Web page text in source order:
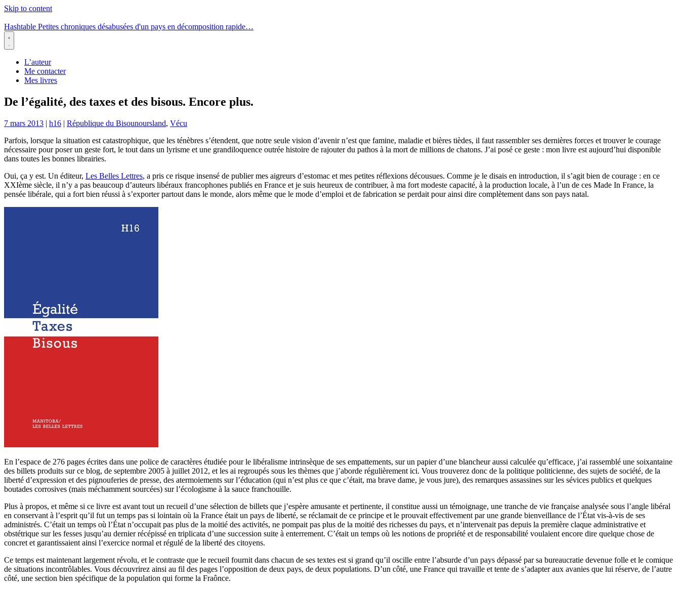
Skip to content
Hashtable Petites chroniques désabusées d'un pays en décomposition rapide…
Menu
L’auteur
Me contacter
Mes livres
De l’égalité, des taxes et des bisous. Encore plus.
7 mars 2013 | h16 | République du Bisounoursland, Vécu
Parfois, lorsque la situation est catastrophique, que les ténèbres s’étendent, que notre seule vision d’avenir n’est que famine, maladie et bières tièdes, il faut rassembler ses dernières forces et trouver le courage
nécessaire pour poser un geste fort, le tout dans un lyrisme et une grandiloquence outrée histoire de rajouter du pathos à la mort de millions de chatons. J’ai posé ce geste : mon livre est aujourd’hui disponible
dans toutes les bonnes librairies.
Oui, ça y est. Un éditeur, Les Belles Lettres, a pris ce risque insensé de publier mes aigreurs d’estomac et mes petites réflexions décousues. Comme je le disais en introduction, il s’agit bien de courage : en ce
XXIème siècle, il n’y a pas beaucoup d’auteurs libéraux francophones publiés en France et je suis heureux de contribuer, à ma fort modeste capacité, à la production locale, à l’un de ces Made In France, la
pensée libérale, qui a fort bien réussi à s’exporter partout dans le monde, alors même que le mode d’emploi et de fabrication se perdait pour ainsi dire complètement dans son pays natal.
En l’espace de 276 pages écrites dans une police de caractères étudiée pour le libéralisme intrinsèque de ses empattements, sur un papier d’une blancheur aussi calculée qu’efficace, j’ai rassemblé une soixantaine
des billets produits sur ce blog, de septembre 2005 à juillet 2012, et les ai regroupés sous les thèmes que j’aborde régulièrement ici. Vous trouverez donc de la politique politicienne, des sujets de société, de la
liberté d’expression et des pignouferies de presse, des atermoiements sur l’éducation (qui n’est plus ce que c’était, ma brave dame, je vous jure), des remarques assassines sur les sévices publics et quelques
boutades corrosives (mais méchamment sourcées) sur l’écologisme à la sauce franchouille.
Plus à propos, et même si ce livre est avant tout un recueil d’une sélection de billets que j’espère amusante et pertinente, il constitue aussi un témoignage, une tranche de vie française analysée sous l’angle libéral
en conservant à l’esprit qu’il fut un temps pas si lointain où la France était un pays de liberté, se réclamait de ce principe et le prouvait effectivement par une grande bienveillance de l’État vis-à-vis de ses
administrés. C’était un temps où l’État n’occupait pas plus de la moitié des activités, ne pompait pas plus de la moitié des richesses du pays, et n’intervenait pas depuis la première claque administrative et
obstétrique sur les fesses jusqu’au dernier récépissé en triplicata d’une succession suite à enterrement. C’était un temps où les notions de propriété et de responsabilité voulaient encore dire quelque chose de
concret et garantissaient ainsi l’exercice normal et régulé de la liberté des citoyens.
Ce temps est maintenant largement révolu, et le contraste que le recueil fournit dans chacun de ses textes est si grand qu’il oscille entre l’absurde d’un pays dépassé par sa bureaucratie devenue folle et le comique
de situations incontrôlables. Vous découvrirez ainsi au fil des pages l’opposition de deux pays, de deux populations. D’un côté, une France qui travaille et tente de s’adapter aux avanies que lui réserve, de l’autre
côté, une section bien spécifique de la population qui forme la Fraônce.